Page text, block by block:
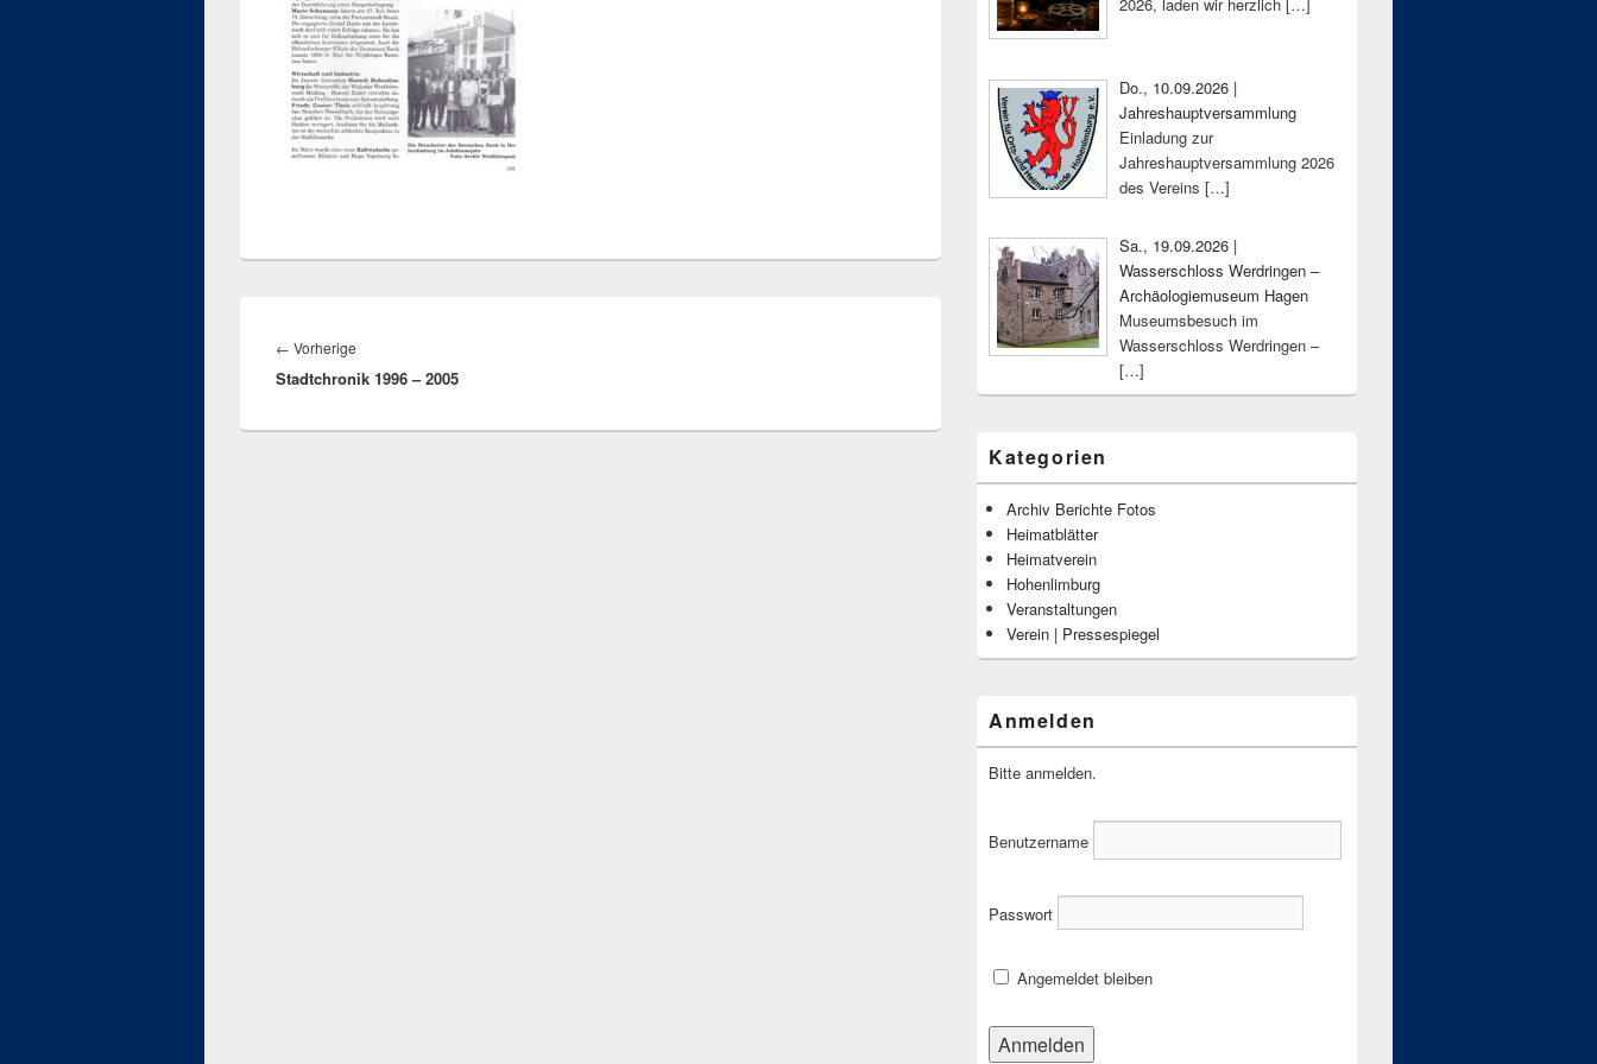
← Vorherige
Beitrag:
Stadtchronik 1996 – 2005
Do., 10.09.2026 |
Jahreshauptversammlung
Einladung zur
Jahreshauptversammlung 2026
des Vereins […]
Sa., 19.09.2026 |
Wasserschloss Werdringen –
Archäologiemuseum Hagen
Museumsbesuch im
Wasserschloss Werdringen –
[…]
Kategorien
Archiv Berichte Fotos
Heimatblätter
Heimatverein
Hohenlimburg
Veranstaltungen
Verein | Pressespiegel
Anmelden
Bitte anmelden.
Benutzername
Passwort
Angemeldet bleiben